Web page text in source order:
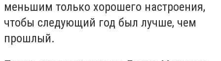
меньшим только хорошего настроения,
чтобы следующий год был лучше, чем
прошлый.